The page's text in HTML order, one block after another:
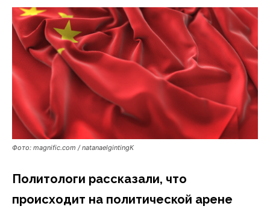
Фото: magnific.com / natanaelgintingК
Политологи рассказали, что
происходит на политической арене